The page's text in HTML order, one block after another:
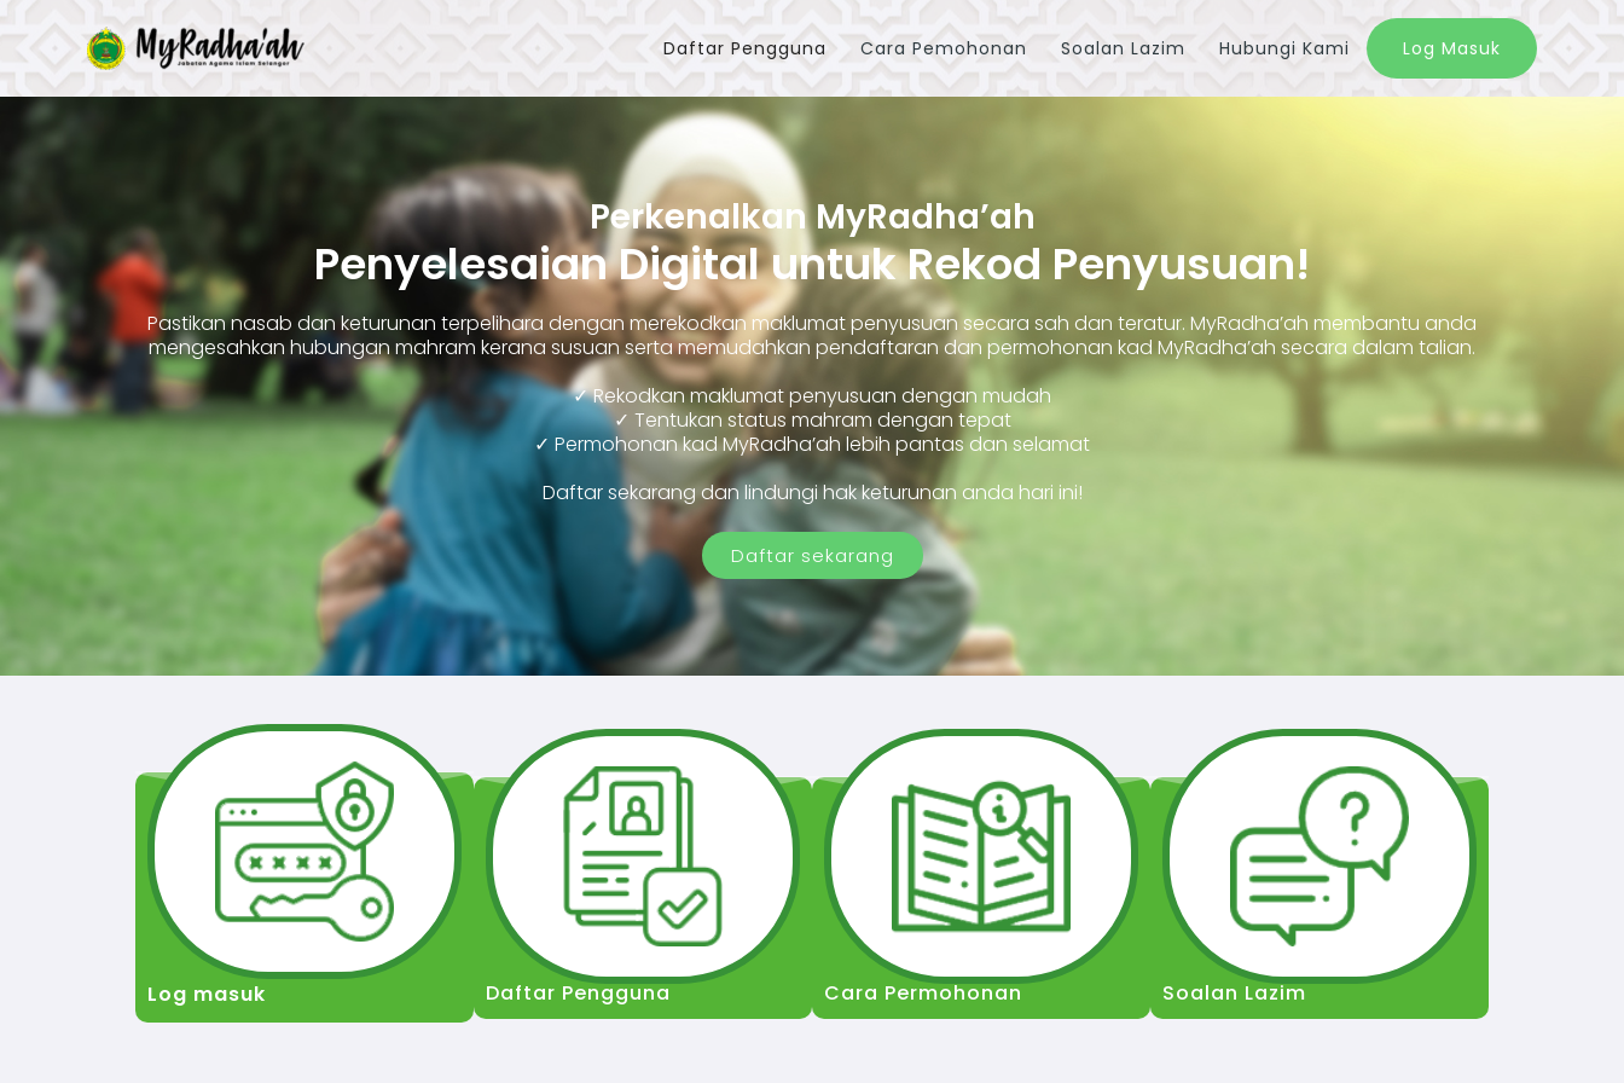
Skip
to
content
Daftar Pengguna Cara Pemohonan Soalan Lazim Hubungi Kami Log Masuk
Perkenalkan MyRadha’ah
Penyelesaian Digital untuk Rekod Penyusuan!
Pastikan nasab dan keturunan terpelihara dengan merekodkan maklumat penyusuan secara sah dan teratur. MyRadha’ah membantu anda
mengesahkan hubungan mahram kerana susuan serta memudahkan pendaftaran dan permohonan kad MyRadha’ah secara dalam talian.
✓ Rekodkan maklumat penyusuan dengan mudah
✓ Tentukan status mahram dengan tepat
✓ Permohonan kad MyRadha’ah lebih pantas dan selamat
Daftar sekarang dan lindungi hak keturunan anda hari ini!
Daftar sekarang
Log masuk Daftar Pengguna Cara Permohonan Soalan Lazim